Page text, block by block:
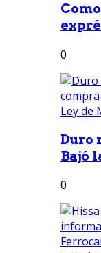
0
Duro
Bajó
0